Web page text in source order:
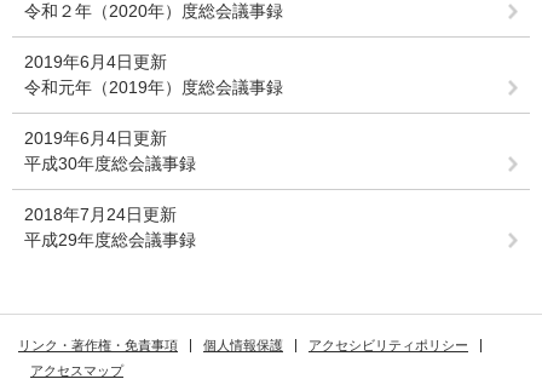
令和２年（2020年）度総会議事録
2019年6月4日更新
令和元年（2019年）度総会議事録
2019年6月4日更新
平成30年度総会議事録
2018年7月24日更新
平成29年度総会議事録
リンク・著作権・免責事項 個人情報保護
アクセシビリティポリシー
アクセスマップ